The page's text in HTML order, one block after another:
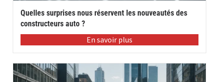
Quelles surprises nous réservent les nouveautés des
constructeurs auto ?
En savoir plus